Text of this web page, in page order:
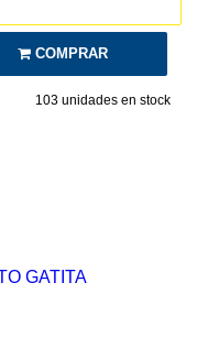
COMPRAR
103unidades en stock